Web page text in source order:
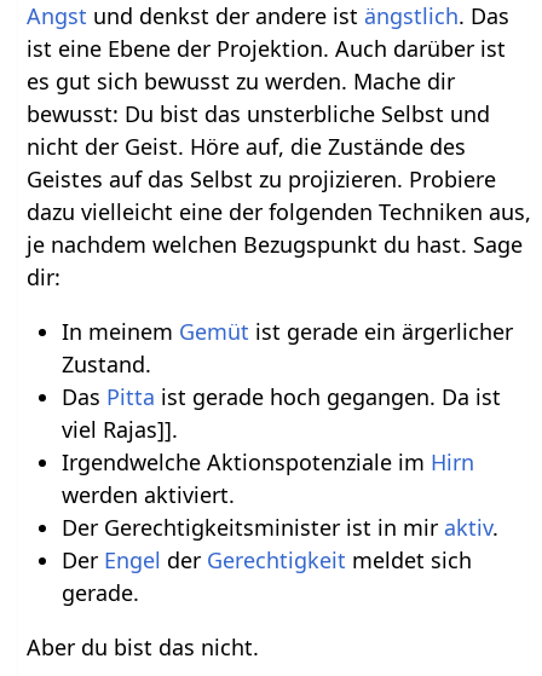
Angst und denkst der andere ist ängstlich. Das
ist eine Ebene der Projektion. Auch darüber ist
es gut sich bewusst zu werden. Mache dir
bewusst: Du bist das unsterbliche Selbst und
nicht der Geist. Höre auf, die Zustände des
Geistes auf das Selbst zu projizieren. Probiere
dazu vielleicht eine der folgenden Techniken aus,
je nachdem welchen Bezugspunkt du hast. Sage
dir:
In meinem Gemüt ist gerade ein ärgerlicher
Zustand.
Das Pitta ist gerade hoch gegangen. Da ist
viel Rajas]].
Irgendwelche Aktionspotenziale im Hirn
werden aktiviert.
Der Gerechtigkeitsminister ist in mir aktiv.
Der Engel der Gerechtigkeit meldet sich
gerade.
Aber du bist das nicht.